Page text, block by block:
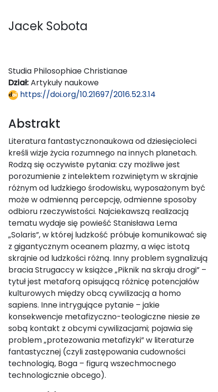
Jacek Sobota
Studia Philosophiae Christianae
Dział:Artykuły naukowe
https://doi.org/10.21697/2016.52.3.14
Abstrakt
Literatura fantastycznonaukowa od dziesięcioleci
kreśli wizje życia rozumnego na innych planetach.
Rodzą się oczywiste pytania: czy możliwe jest
porozumienie z intelektem rozwiniętym w skrajnie
różnym od ludzkiego środowisku, wyposażonym być
może w odmienną percepcję, odmienne sposoby
odbioru rzeczywistości. Najciekawszą realizacją
tematu wydaje się powieść Stanisława Lema
„Solaris”, w której ludzkość próbuje komunikować się
z gigantycznym oceanem plazmy, a więc istotą
skrajnie od ludzkości różną. Inny problem sygnalizują
bracia Strugaccy w książce „Piknik na skraju drogi” –
tytuł jest metaforą opisującą różnicę potencjałów
kulturowych między obcą cywilizacją a homo
sapiens. Inne intrygujące pytanie – jakie
konsekwencje metafizyczno-teologiczne niesie ze
sobą kontakt z obcymi cywilizacjami; pojawia się
problem „protezowania metafizyki” w literaturze
fantastycznej (czyli zastępowania cudowności
technologią, Boga – figurą wszechmocnego
technologicznie obcego).